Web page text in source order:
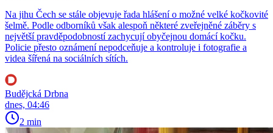
Na jihu Čech se stále objevuje řada hlášení o možné velké kočkovité
šelmě. Podle odborníků však alespoň některé zveřejněné záběry s
největší pravděpodobností zachycují obyčejnou domácí kočku.
Policie přesto oznámení nepodceňuje a kontroluje i fotografie a
videa šířená na sociálních sítích.
Budějcká Drbna
dnes, 04:46
2 min